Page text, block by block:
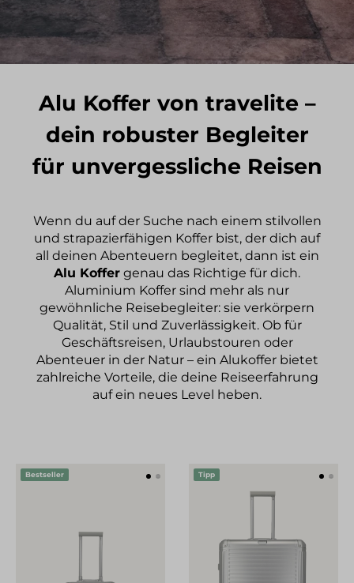
Alu Koffer von travelite –
dein robuster Begleiter
für unvergessliche Reisen
Wenn du auf der Suche nach einem stilvollen
und strapazierfähigen Koffer bist, der dich auf
all deinen Abenteuern begleitet, dann ist ein
Alu Koffer genau das Richtige für dich.
Aluminium Koffer sind mehr als nur
gewöhnliche Reisebegleiter: sie verkörpern
Qualität, Stil und Zuverlässigkeit. Ob für
Geschäftsreisen, Urlaubstouren oder
Abenteuer in der Natur – ein Alukoffer bietet
zahlreiche Vorteile, die deine Reiseerfahrung
auf ein neues Level heben.
Bestseller Tipp